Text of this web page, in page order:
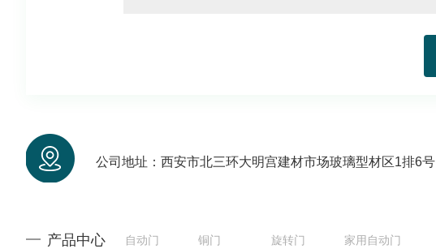
公司地址：西安市北三环大明宫建材市场玻璃型材区1排6号
产品中心 自动门 铜门 旋转门 家用自动门